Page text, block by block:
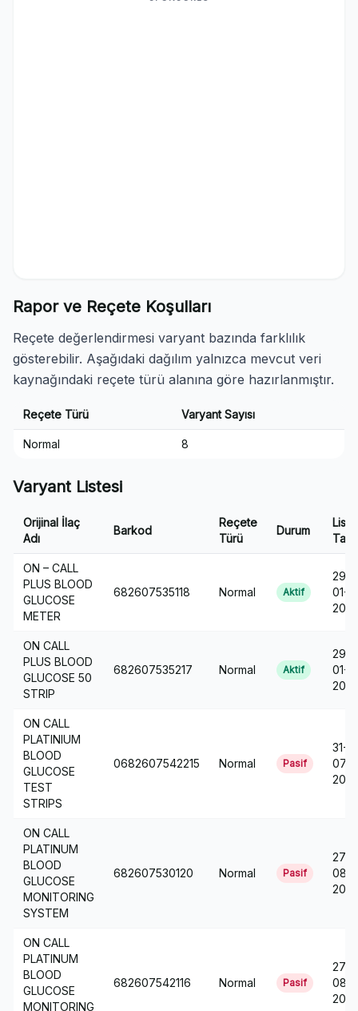
Rapor ve Reçete Koşulları
Reçete değerlendirmesi varyant bazında farklılık
gösterebilir. Aşağıdaki dağılım yalnızca mevcut veri
kaynağındaki reçete türü alanına göre hazırlanmıştır.
Reçete Türü Varyant Sayısı
Normal 8
Varyant Listesi
Orijinal İlaç
Adı
Barkod
Reçete
Türü
Durum
Liste
ON – CALL
PLUS BLOOD
GLUCOSE
METER
682607535118 Normal Aktif
29-
01-
2013
ON CALL
PLUS BLOOD
GLUCOSE 50
STRIP
682607535217 Normal Aktif
29-
01-
2013
ON CALL
PLATINIUM
BLOOD
GLUCOSE
TEST
STRIPS
0682607542215 Normal Pasif
31-
07-
2018
ON CALL
PLATINUM
BLOOD
GLUCOSE
MONITORING
SYSTEM
682607530120 Normal Pasif
27-
08-
2013
ON CALL
PLATINUM
BLOOD
GLUCOSE
MONITORING
682607542116 Normal Pasif
27-
08-
2013